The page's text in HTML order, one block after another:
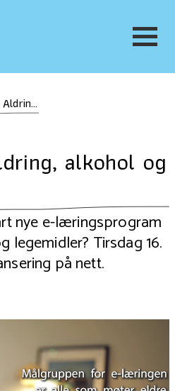
og legemidler
alkohol og
nye e-læringsprogram
legemidler? Tirsdag 16.
på nett.